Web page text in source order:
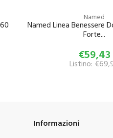
Named
Named Linea Benessere
Forte...
€59,43
Listino:
Informazioni